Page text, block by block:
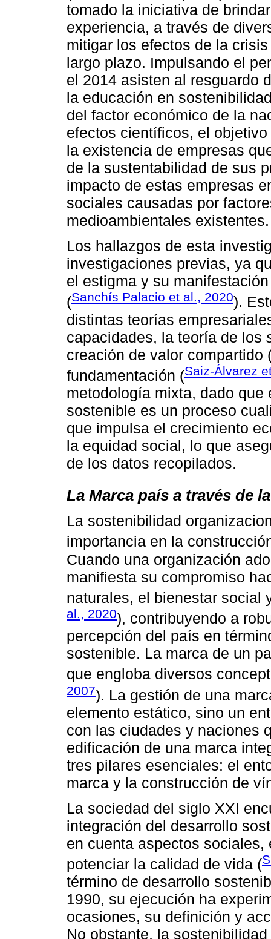
tomado la iniciativa de
experiencia, a través de
mitigar los efectos de la
largo plazo. Impulsando el
el 2014 asisten al resguardo
la educación en
del factor económico de la
efectos científicos, el
la existencia de empresas
de la sustentabilidad de sus
impacto de estas empresas
sociales causadas por
medioambientales existentes.
Los hallazgos de esta
investigaciones previas, ya
el estigma y su
(Sanchís Palacio et al., 2020).
distintas teorías
capacidades, la teoría de los
creación de valor compartido
fundamentación (Saiz-Álvarez
metodología mixta, dado
sostenible es un proceso
que impulsa el crecimiento
la equidad social, lo que
de los datos recopilados.
La Marca país a través de
La sostenibilidad
importancia en la
Cuando una organización
manifiesta su compromiso
naturales, el bienestar social
al., 2020), contribuyendo a
percepción del país en
sostenible. La marca de un
que engloba diversos
2007). La gestión de una
elemento estático, sino un
con las ciudades y naciones
edificación de una marca
tres pilares esenciales: el
marca y la construcción de
La sociedad del siglo XXI
integración del desarrollo
en cuenta aspectos
potenciar la calidad de vida (
término de desarrollo
1990, su ejecución ha
ocasiones, su definición y
No obstante, la